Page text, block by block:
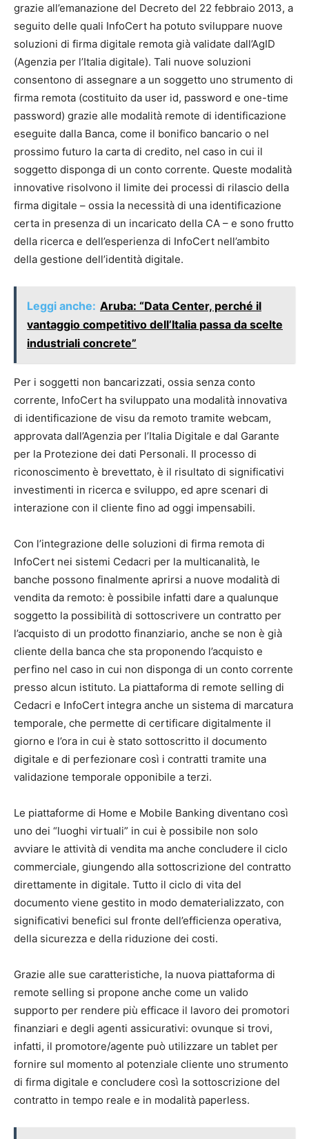
grazie all’emanazione del Decreto del 22 febbraio 2013, a
seguito delle quali InfoCert ha potuto sviluppare nuove
soluzioni di firma digitale remota già validate dall’AgID
(Agenzia per l’Italia digitale). Tali nuove soluzioni
consentono di assegnare a un soggetto uno strumento di
firma remota (costituito da user id, password e one-time
password) grazie alle modalità remote di identificazione
eseguite dalla Banca, come il bonifico bancario o nel
prossimo futuro la carta di credito, nel caso in cui il
soggetto disponga di un conto corrente. Queste modalità
innovative risolvono il limite dei processi di rilascio della
firma digitale – ossia la necessità di una identificazione
certa in presenza di un incaricato della CA – e sono frutto
della ricerca e dell’esperienza di InfoCert nell’ambito
della gestione dell’identità digitale.
Leggi anche: Aruba: “Data Center, perché il
vantaggio competitivo dell’Italia passa da scelte
industriali concrete”
Per i soggetti non bancarizzati, ossia senza conto
corrente, InfoCert ha sviluppato una modalità innovativa
di identificazione de visu da remoto tramite webcam,
approvata dall’Agenzia per l’Italia Digitale e dal Garante
per la Protezione dei dati Personali. Il processo di
riconoscimento è brevettato, è il risultato di significativi
investimenti in ricerca e sviluppo, ed apre scenari di
interazione con il cliente fino ad oggi impensabili.
Con l’integrazione delle soluzioni di firma remota di
InfoCert nei sistemi Cedacri per la multicanalità, le
banche possono finalmente aprirsi a nuove modalità di
vendita da remoto: è possibile infatti dare a qualunque
soggetto la possibilità di sottoscrivere un contratto per
l’acquisto di un prodotto finanziario, anche se non è già
cliente della banca che sta proponendo l’acquisto e
perfino nel caso in cui non disponga di un conto corrente
presso alcun istituto. La piattaforma di remote selling di
Cedacri e InfoCert integra anche un sistema di marcatura
temporale, che permette di certificare digitalmente il
giorno e l’ora in cui è stato sottoscritto il documento
digitale e di perfezionare così i contratti tramite una
validazione temporale opponibile a terzi.
Le piattaforme di Home e Mobile Banking diventano così
uno dei “luoghi virtuali” in cui è possibile non solo
avviare le attività di vendita ma anche concludere il ciclo
commerciale, giungendo alla sottoscrizione del contratto
direttamente in digitale. Tutto il ciclo di vita del
documento viene gestito in modo dematerializzato, con
significativi benefici sul fronte dell’efficienza operativa,
della sicurezza e della riduzione dei costi.
Grazie alle sue caratteristiche, la nuova piattaforma di
remote selling si propone anche come un valido
supporto per rendere più efficace il lavoro dei promotori
finanziari e degli agenti assicurativi: ovunque si trovi,
infatti, il promotore/agente può utilizzare un tablet per
fornire sul momento al potenziale cliente uno strumento
di firma digitale e concludere così la sottoscrizione del
contratto in tempo reale e in modalità paperless.